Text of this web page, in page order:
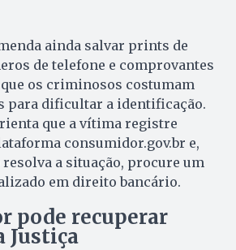
ainda salvar prints de
de telefone e comprovantes
os criminosos costumam
para dificultar a identificação.
que a vítima registre
consumidor.gov.br e,
resolva a situação, procure um
em direito bancário.
pode recuperar
Justiça